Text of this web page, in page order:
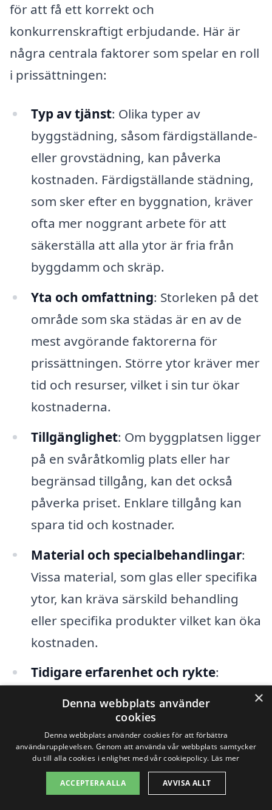
för att få ett korrekt och
konkurrenskraftigt erbjudande. Här är
några centrala faktorer som spelar en roll
i prissättningen:
Typ av tjänst: Olika typer av
byggstädning, såsom färdigställande-
eller grovstädning, kan påverka
kostnaden. Färdigställande städning,
som sker efter en byggnation, kräver
ofta mer noggrant arbete för att
säkerställa att alla ytor är fria från
byggdamm och skräp.
Yta och omfattning: Storleken på det
område som ska städas är en av de
mest avgörande faktorerna för
prissättningen. Större ytor kräver mer
tid och resurser, vilket i sin tur ökar
kostnaderna.
Tillgänglighet: Om byggplatsen ligger
på en svåråtkomlig plats eller har
begränsad tillgång, kan det också
påverka priset. Enklare tillgång kan
spara tid och kostnader.
Material och specialbehandlingar:
Vissa material, som glas eller specifika
ytor, kan kräva särskild behandling
eller specifika produkter vilket kan öka
kostnaden.
Tidigare erfarenhet och rykte:
referenser kan ta ut högre priser,
vilket ofta speglar kvaliteten på deras
arbete.
När du söker efter byggstädning i Västra
×
Denna webbplats använder
cookies
Denna webbplats använder cookies för att förbättra
användarupplevelsen. Genom att använda vår webbplats samtycker
du till alla cookies i enlighet med vår cookiepolicy. Läs mer
ACCEPTERA ALLA AVVISA ALLT